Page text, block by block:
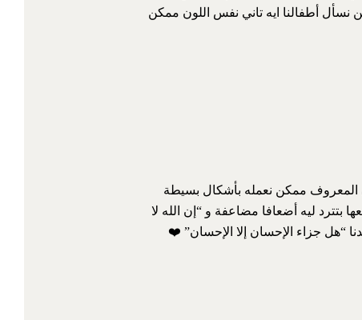
نسأل أطفالنا ايه تاني نفس اللون ممكن
🥹 وتعرفيه من خلال القصة إن المعروف ممكن نعمله بأشكال بسيطة
بتترد ليه أضعافا مضاعفة و “إن الله لا
“هل جزاء الإحسان إلا الإحسان” ❤️